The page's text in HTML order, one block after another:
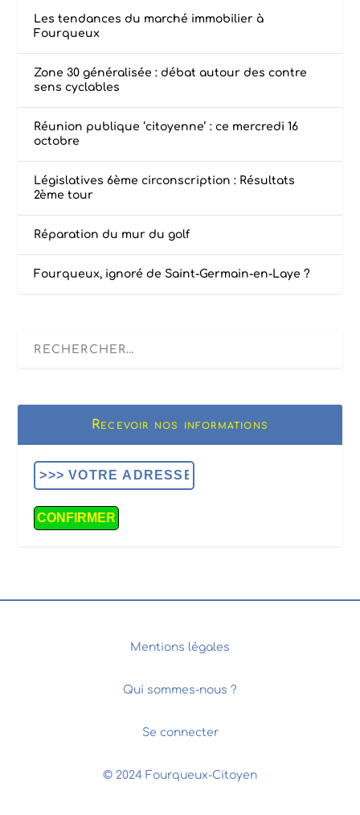
Les tendances du marché immobilier à
Fourqueux
Zone 30 généralisée : débat autour des contre
sens cyclables
Réunion publique ‘citoyenne’ : ce mercredi 16
octobre
Législatives 6ème circonscription : Résultats
2ème tour
Réparation du mur du golf
Fourqueux, ignoré de Saint-Germain-en-Laye ?
Recevoir nos informations
Mentions légales
Qui sommes-nous ?
Se connecter
© 2024 Fourqueux-Citoyen